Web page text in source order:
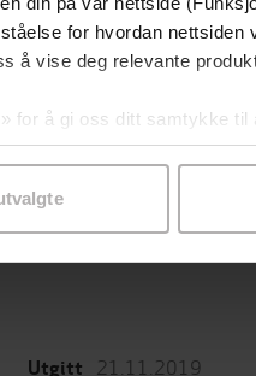
for hvordan
å vise deg relevante
for å gi oss ditt samtykke
formål ved å klikke på
99,-
I kano gjennom
Utgitt 21.11.2019